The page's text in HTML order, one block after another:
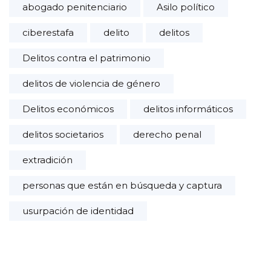
abogado penitenciario Asilo político
ciberestafa delito delitos
Delitos contra el patrimonio
delitos de violencia de género
Delitos económicos delitos informáticos
delitos societarios derecho penal
extradición
personas que están en búsqueda y captura
usurpación de identidad